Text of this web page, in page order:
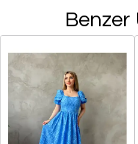
Benzer